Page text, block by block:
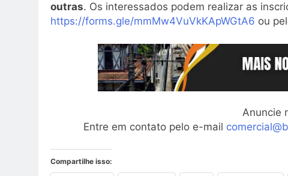
outras. Os interessados podem realizar as
https://forms.gle/mmMw4VuVkKApWGtA6 ou
Anuncie
Entre em contato pelo e-mail
Compartilhe isso: